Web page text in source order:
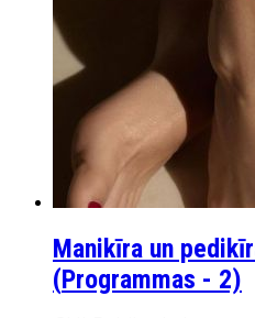
Manikīra un
(Programmas - 2)